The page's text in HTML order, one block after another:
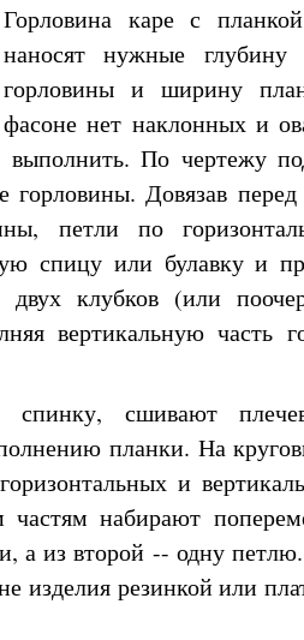
Горловина карес
наносят нужные
горловины и ширину
фасоне нет наклонных и
выполнить.По чертежу
горловины. Довязав
петли по
спицу или булавкуи
двух клубков (или
вертикальную часть
спинку, сшивают
планки. На
и
частям набирают
аиз второй -- одну
изделия резинкой или